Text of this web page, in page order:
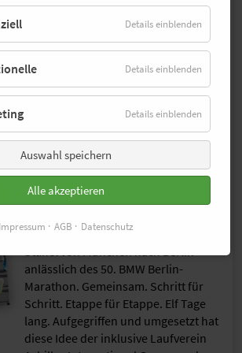
laufend für Inklusion
Brandenburger Tor in Berlin trennen
750 Kilometer. Warum nicht diese
beiden Bauwerke durch einen Staffel-
Lauf verbinden? Diese Idee hatte
Marathon-Kommentator Peter
Maisenbacher. Gedacht, getan: Unter
dem Motto „Von Tor zu Tor“ liefen
vom 17. bis 27. September 2024 rund
und ohne Behinderung als inklusive
anlässlich des 50. BMW Berlin-
Marathon. Gemeinsam. Schritt für
Schritt. Etappe für Etappe. Elf Tage
lang. Aufgegriffen und umgesetzt hat
diese Idee der inklusive Laufverein
Details einblenden
Details einblenden
Details einblenden
Auswahl speichern
Alle akzeptieren
Impressum AGB Datenschutz